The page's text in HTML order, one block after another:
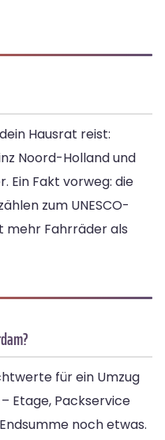
Hausrat reist:
Noord-Holland und
Ein Fakt vorweg: die
zum UNESCO-
mehr Fahrräder als
für ein Umzug
Etage, Packservice
noch etwas.